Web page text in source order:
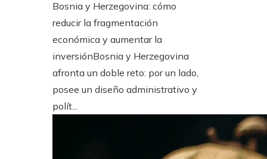
Bosnia y Herzegovina: cómo
reducir la fragmentación
económica y aumentar la
inversiónBosnia y Herzegovina
afronta un doble reto: por un lado,
posee un diseño administrativo y
polít...